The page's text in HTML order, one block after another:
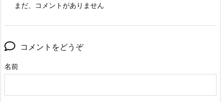
まだ、コメントがありません
コメントをどうぞ
名前